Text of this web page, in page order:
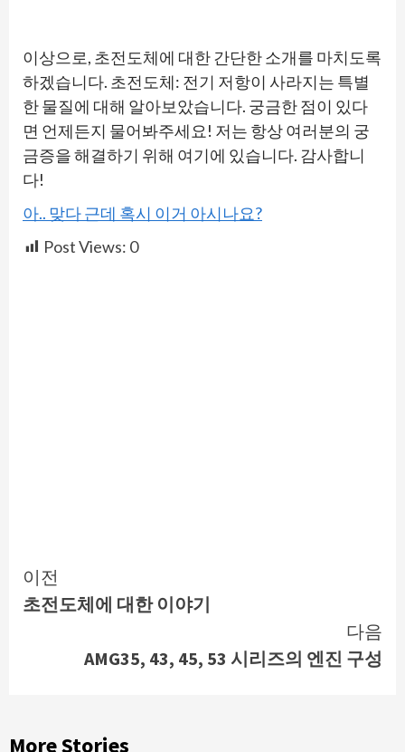
이상으로, 초전도체에 대한 간단한 소개를 마치도록
하겠습니다. 초전도체: 전기 저항이 사라지는 특별
한 물질에 대해 알아보았습니다. 궁금한 점이 있다
면 언제든지 물어봐주세요! 저는 항상 여러분의 궁
금증을 해결하기 위해 여기에 있습니다. 감사합니
다!
아.. 맞다 근데 혹시 이거 아시나요?
Post Views: 0
Continue
Reading
이전
초전도체에 대한 이야기
다음
AMG35, 43, 45, 53 시리즈의 엔진 구성
More Stories